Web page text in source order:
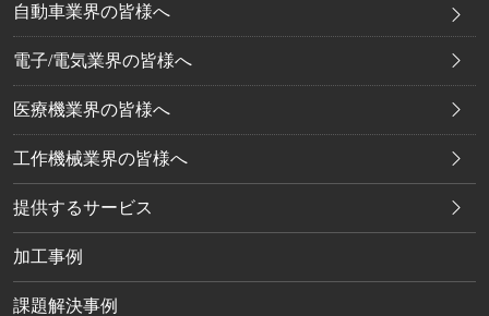
自動車業界の皆様へ
電子/電気業界の皆様へ
医療機業界の皆様へ
工作機械業界の皆様へ
提供するサービス
加工事例
課題解決事例